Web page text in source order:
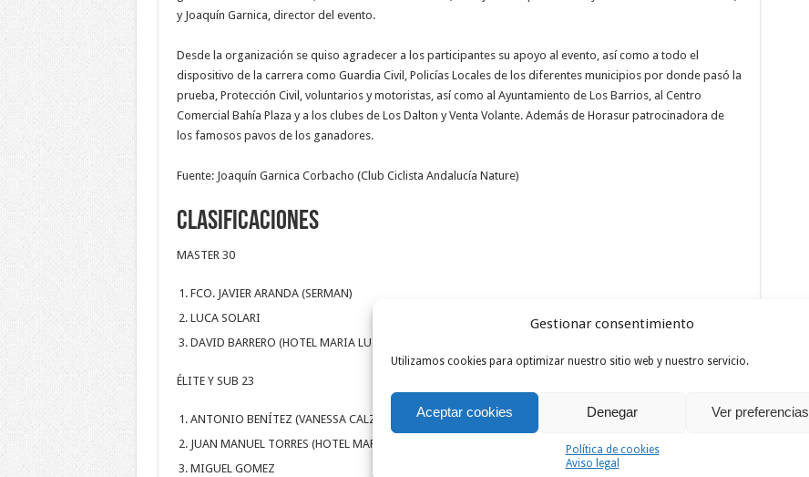
Gestionar consentimiento
Utilizamos cookies para optimizar nuestro sitio web y nuestro servicio.
Aceptar cookies Denegar Ver preferencias
Política de cookies
Aviso legal
y Joaquín Garnica, director del evento.
Desde la organización se quiso agradecer a los participantes su apoyo al evento, así como a todo el
dispositivo de la carrera como Guardia Civil, Policías Locales de los diferentes municipios por donde pasó la
prueba, Protección Civil, voluntarios y motoristas, así como al Ayuntamiento de Los Barrios, al Centro
Comercial Bahía Plaza y a los clubes de Los Dalton y Venta Volante. Además de Horasur patrocinadora de
los famosos pavos de los ganadores.
Fuente: Joaquín Garnica Corbacho (Club Ciclista Andalucía Nature)
Clasificaciones
MASTER 30
FCO. JAVIER ARANDA (SERMAN)
LUCA SOLARI
DAVID BARRERO (HOTEL MARIA LUISA)
ÉLITE Y SUB 23
ANTONIO BENÍTEZ (VANESSA CALZADOS)
JUAN MANUEL TORRES (HOTEL MARIA LUISA)
MIGUEL GOMEZ